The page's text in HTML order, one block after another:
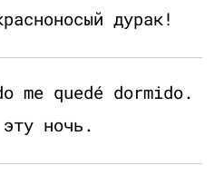
дурак!
me quedé dormido.
ночь.